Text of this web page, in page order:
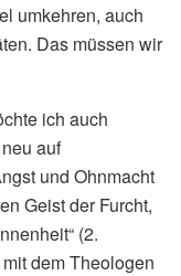
umkehren, auch
Das müssen wir
ich auch
auf
und Ohnmacht
Geist der Furcht,
(2.
dem Theologen